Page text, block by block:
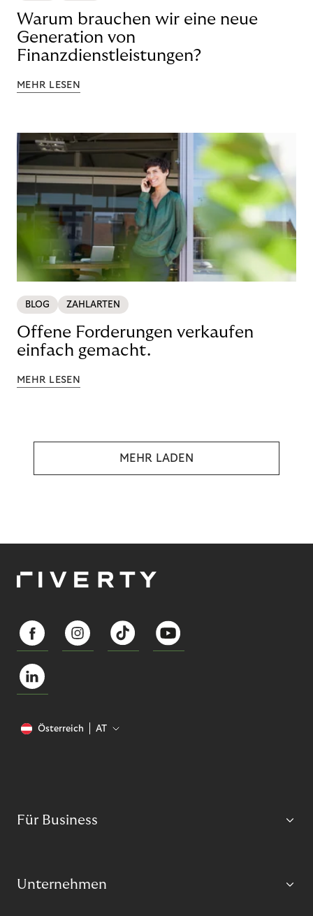
Warum brauchen wir eine neue
Generation von
Finanzdienstleistungen?
MEHR LESEN
BLOG ZAHLARTEN
Offene Forderungen verkaufen
einfach gemacht.
MEHR LESEN
MEHR LADEN
Österreich AT
Für Business
Unternehmen